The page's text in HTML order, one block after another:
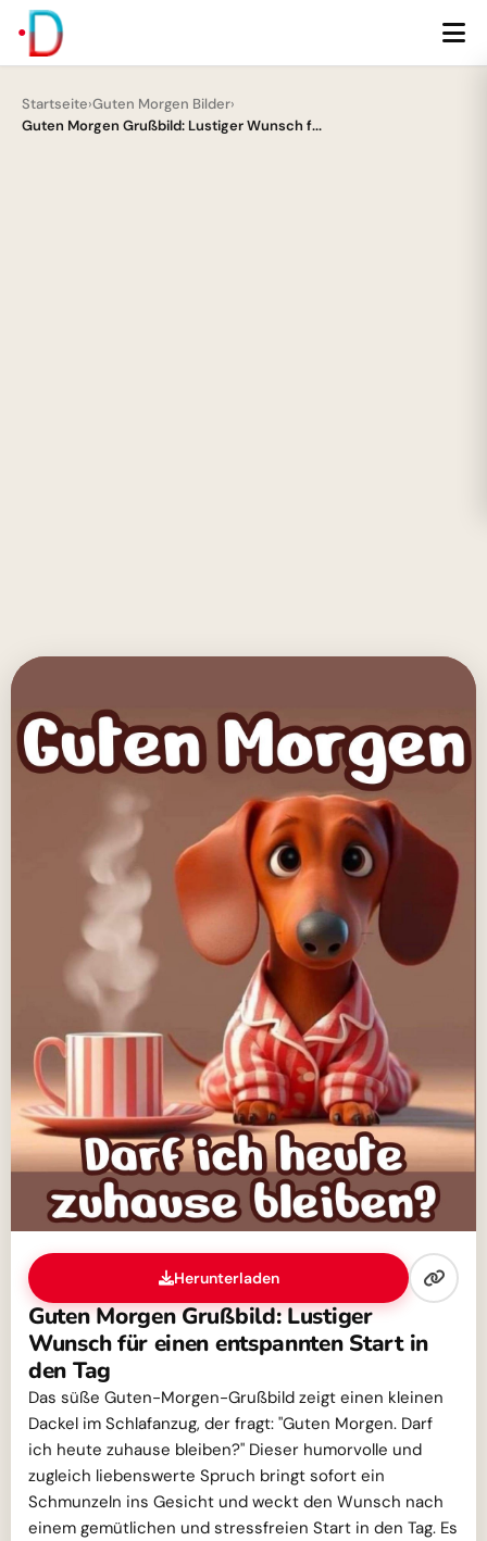
Startseite›Guten Morgen Bilder›
Guten Morgen Grußbild: Lustiger Wunsch f...
Herunterladen
Guten Morgen Grußbild: Lustiger
Wunsch für einen entspannten Start in
den Tag
Das süße Guten-Morgen-Grußbild zeigt einen kleinen
Dackel im Schlafanzug, der fragt: "Guten Morgen. Darf
ich heute zuhause bleiben?" Dieser humorvolle und
zugleich liebenswerte Spruch bringt sofort ein
Schmunzeln ins Gesicht und weckt den Wunsch nach
einem gemütlichen und stressfreien Start in den Tag. Es